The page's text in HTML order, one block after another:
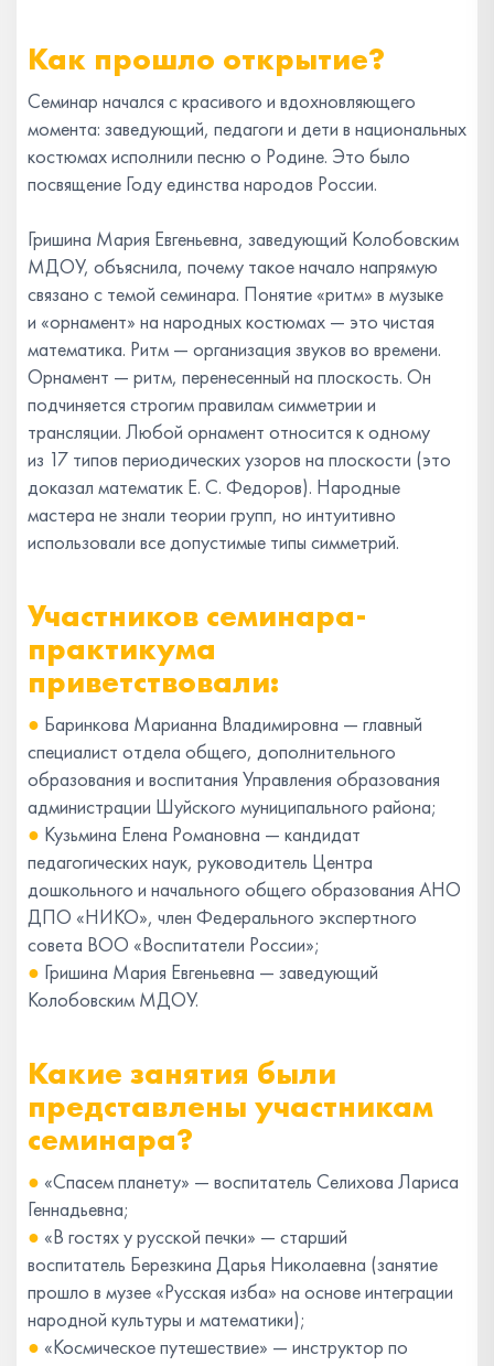
Как прошло открытие?
Семинар начался с красивого и вдохновляющего
момента: заведующий, педагоги и дети в национальных
костюмах исполнили песню о Родине. Это было
посвящение Году единства народов России.
Гришина Мария Евгеньевна, заведующий Колобовским
МДОУ, объяснила, почему такое начало напрямую
связано с темой семинара. Понятие «ритм» в музыке
и «орнамент» на народных костюмах — это чистая
математика. Ритм — организация звуков во времени.
Орнамент — ритм, перенесенный на плоскость. Он
подчиняется строгим правилам симметрии и
трансляции. Любой орнамент относится к одному
из 17 типов периодических узоров на плоскости (это
доказал математик Е. С. Федоров). Народные
мастера не знали теории групп, но интуитивно
использовали все допустимые типы симметрий.
Участников семинара-
практикума
приветствовали:
● Баринкова Марианна Владимировна — главный
специалист отдела общего, дополнительного
образования и воспитания Управления образования
администрации Шуйского муниципального района;
● Кузьмина Елена Романовна — кандидат
педагогических наук, руководитель Центра
дошкольного и начального общего образования АНО
ДПО «НИКО», член Федерального экспертного
совета ВОО «Воспитатели России»;
● Гришина Мария Евгеньевна — заведующий
Колобовским МДОУ.
Какие занятия были
представлены участникам
семинара?
● «Спасем планету» — воспитатель Селихова Лариса
Геннадьевна;
● «В гостях у русской печки» — старший
воспитатель Березкина Дарья Николаевна (занятие
прошло в музее «Русская изба» на основе интеграции
народной культуры и математики);
● «Космическое путешествие» — инструктор по